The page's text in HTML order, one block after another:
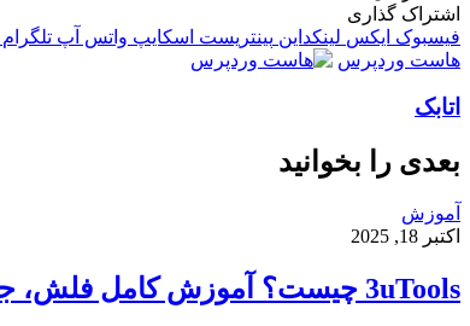
اشتراک گذاری
فیسبوک ایکس لینکداین پینتریست اسکایپ واتس آپ تلگرام
هاست وردپرس
اتابک
بعدی را بخوانید
آموزش
اکتبر 18, 2025
3uTools چیست؟ آموزش کامل فلش، جیلبریک و انتقال فایل در آیفون